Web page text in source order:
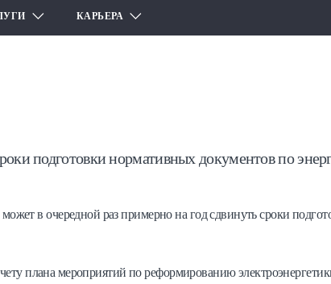
КАРЬЕРА
подготовки нормативных документов по
в очередной раз примерно на год сдвинуть сроки
плана мероприятий по реформированию